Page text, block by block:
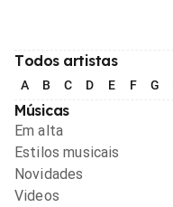
Todos artistas
A B C D E F G
Músicas
Em alta
Estilos musicais
Novidades
Videos